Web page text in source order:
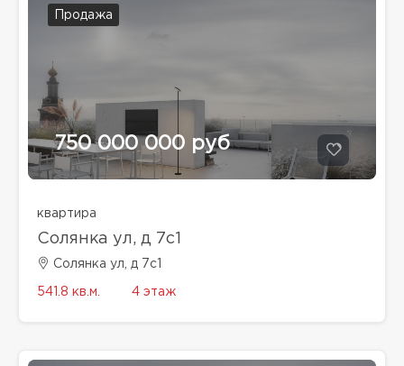
Продажа
750 000 000 руб
квартира
Солянка ул, д 7с1
Солянка ул, д 7с1
541.8 кв.м. 4 этаж